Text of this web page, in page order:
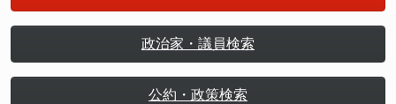
政治家・議員検索
公約・政策検索